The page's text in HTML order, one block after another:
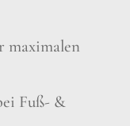
maximalen
Fuß- &